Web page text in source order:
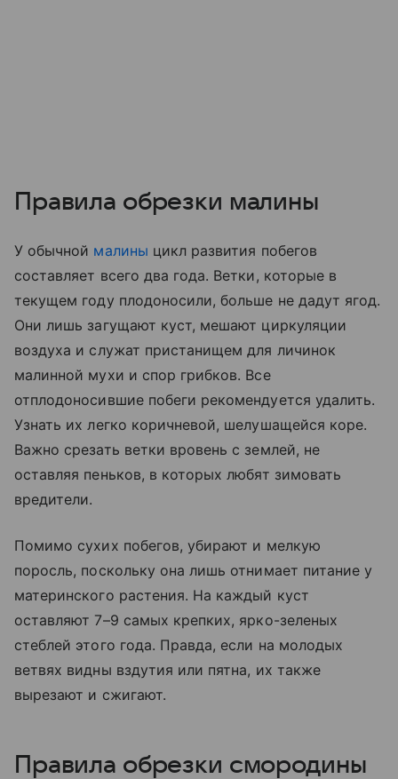
Правила обрезки малины
У обычной малины цикл развития побегов
составляет всего два года. Ветки, которые в
текущем году плодоносили, больше не дадут ягод.
Они лишь загущают куст, мешают циркуляции
воздуха и служат пристанищем для личинок
малинной мухи и спор грибков. Все
отплодоносившие побеги рекомендуется удалить.
Узнать их легко коричневой, шелушащейся коре.
Важно срезать ветки вровень с землей, не
оставляя пеньков, в которых любят зимовать
вредители.
Помимо сухих побегов, убирают и мелкую
поросль, поскольку она лишь отнимает питание у
материнского растения. На каждый куст
оставляют 7–9 самых крепких, ярко-зеленых
стеблей этого года. Правда, если на молодых
ветвях видны вздутия или пятна, их также
вырезают и сжигают.
Правила обрезки смородины